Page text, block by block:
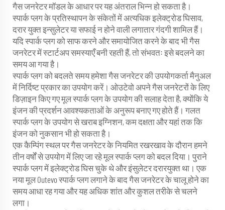
गैस जनरेटर मॉडल के आधार पर यह अंतराल भिन्न हो सकता है।
स्पार्क प्लग के प्रतिस्थापन के संकेतों में अत्यधिक इलेक्ट्रोड घिसाव,
दरार युक्त इन्सुलेटर या सफाई न होने वाली लगातार गंदगी शामिल हैं।
यदि स्पार्क प्लग को साफ करने और समायोजित करने के बाद भी गैस
जनरेटर में स्टार्टअप समस्याएँ बनी रहती हैं, तो संभवतः इसे बदलने का
समय आ गया है।
स्पार्क प्लग को बदलते समय हमेशा गैस जनरेटर की उपयोगकर्ता मैनुअल
में निर्दिष्ट प्रकार का उपयोग करें। ओउटेवो अपने गैस जनरेटरों के लिए
डिज़ाइन किए गए मूल स्पार्क प्लग के उपयोग की सलाह देता है, क्योंकि ये
इंजन की प्रदर्शन आवश्यकताओं के अनुरूप बनाए गए होते हैं। गलत
स्पार्क प्लग के उपयोग से खराब इग्निशन, कम दक्षता और यहां तक कि
इंजन को नुकसान भी हो सकता है।
एक कैम्पिंग स्थल पर गैस जनरेटर के नियमित रखरखाव के दौरान हमने
तीन वर्षों से उपयोग में लिए जा रहे मूल स्पार्क प्लग को बदल दिया। पुराने
स्पार्क प्लग में इलेक्ट्रोड घिस चुके थे और इंसुलेटर दरारयुक्त था। एक
नया मूल Outevo स्पार्क प्लग लगाने के बाद गैस जनरेटर के चालू होने का
समय आधा रह गया और यह अधिक शांत और कुशल तरीके से चलने
लगा।